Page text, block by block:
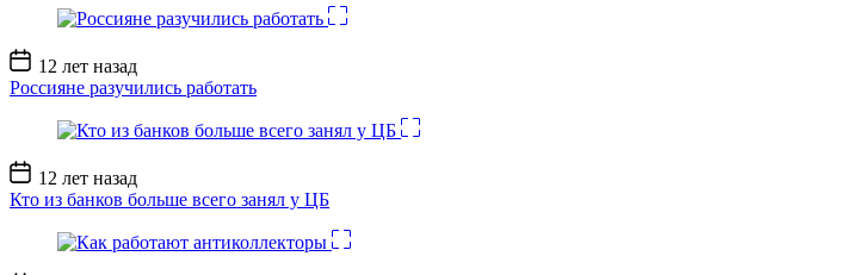
Дата
записи
12 лет назад
Россияне разучились работать
Дата
записи
12 лет назад
Кто из банков больше всего занял у ЦБ